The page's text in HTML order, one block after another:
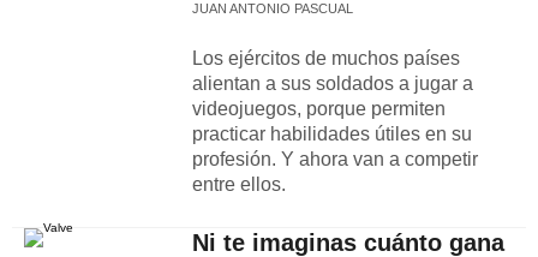
JUAN ANTONIO PASCUAL
Los ejércitos de muchos países
alientan a sus soldados a jugar a
videojuegos, porque permiten
practicar habilidades útiles en su
profesión. Y ahora van a competir
entre ellos.
Ni te imaginas cuánto gana